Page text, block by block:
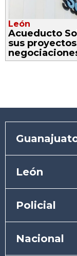
León
Acueducto
sus
León
Policial
Nacional